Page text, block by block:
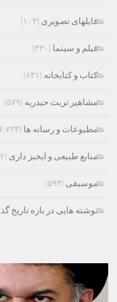
فایلهای تصویری (۱۰۴)
فیلم و سینما (۳۳۰)
کتاب و کتابخانه (۸۳۱)
مشاهیر تربت حیدریه (۵۷۹)
مطبوعات و رسانه ها (۶,۷۳۳)
منابع طبیعی و ابخیز داری (۹۲)
موسیقی (۵۹۳)
نوشته هایی در باره تاریخ